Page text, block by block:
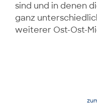
sind und in denen
ganz
weiterer Ost-Ost-